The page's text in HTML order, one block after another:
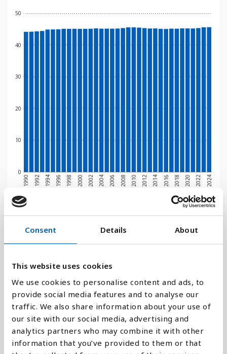
Consent Details About
This website uses cookies
We use cookies to personalise content and ads, to
provide social media features and to analyse our
traffic. We also share information about your use of
our site with our social media, advertising and
analytics partners who may combine it with other
information that you’ve provided to them or that
0
10
20
30
40
50
1990 1992 1994 1996 1998 2000 2002 2004 2006 2008 2010 2012 2014 2016 2018 2020 2022 2024
Stapeldiagram
Linje
Platt
Jämför med: